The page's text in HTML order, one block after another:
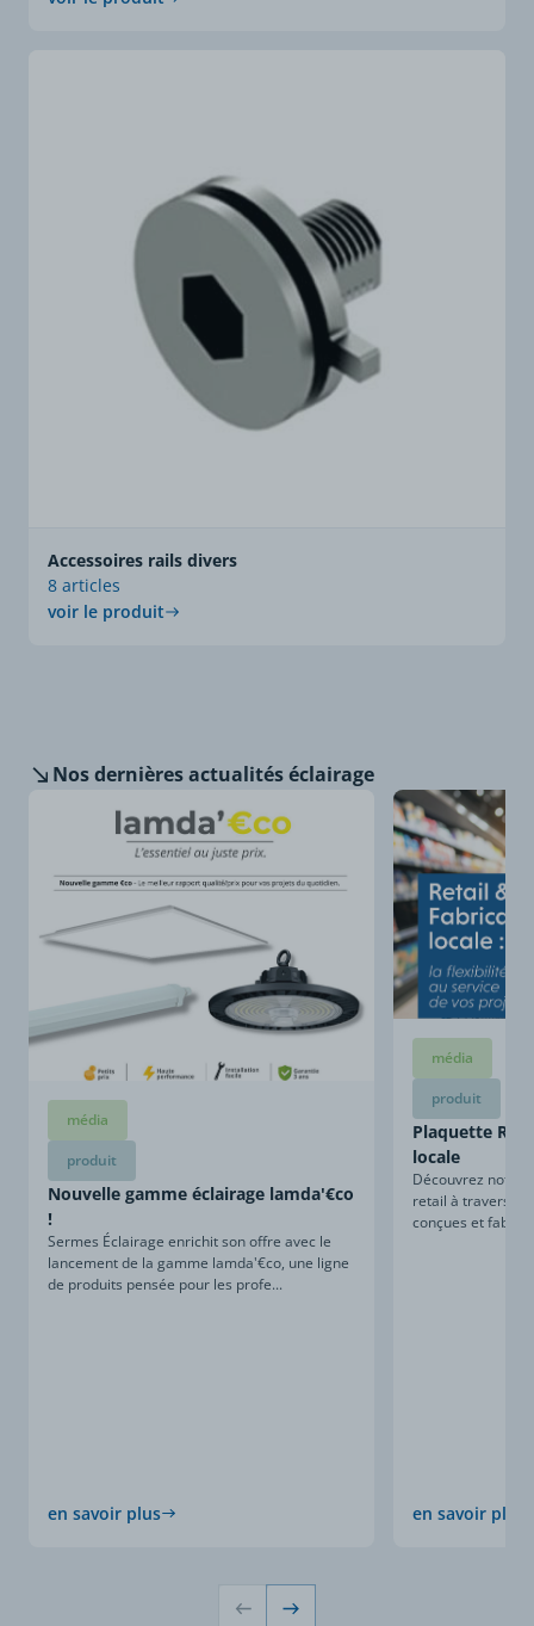
Accessoires rails divers
8 articles
voir le produit
Nos dernièresactualités éclairage
média
produit
Nouvelle gamme éclairage lamda'€co
!
Sermes Éclairage enrichit son offre avec le
lancement de la gamme lamda'€co, une ligne
de produits pensée pour les profe...
en savoir plus
média
produit
Plaquette
locale
Découvrez notre
retail à travers
conçues et
en savoir plus